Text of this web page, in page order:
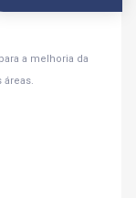
a melhoria da
áreas.